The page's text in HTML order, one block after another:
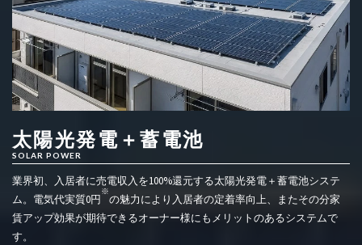
太陽光発電＋蓄電池
SOLAR POWER
業界初、入居者に売電収入を100%還元する太陽光発電＋蓄電池システ
ム。電気代実質0円
※
の魅力により入居者の定着率向上、またその分家
賃アップ効果が期待できるオーナー様にもメリットのあるシステムで
す。